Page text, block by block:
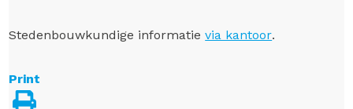
Stedenbouwkundige informatievia kantoor.
Print